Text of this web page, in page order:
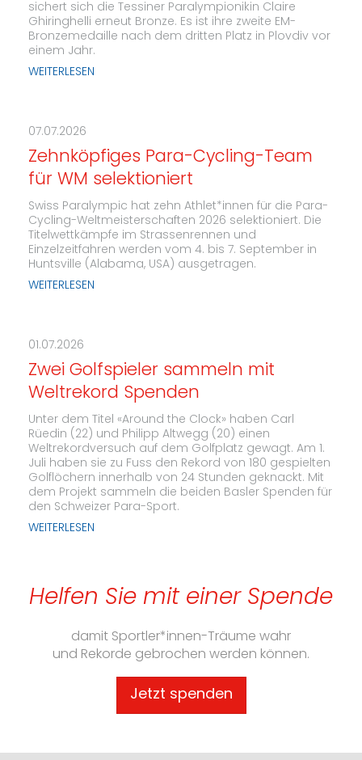
sichert sich die Tessiner Paralympionikin Claire
Ghiringhelli erneut Bronze. Es ist ihre zweite EM-
Bronzemedaille nach dem dritten Platz in Plovdiv vor
einem Jahr.
WEITERLESEN
07.07.2026
Zehnköpfiges Para-Cycling-Team
für WM selektioniert
Swiss Paralympic hat zehn Athlet*innen für die Para-
Cycling-Weltmeisterschaften 2026 selektioniert. Die
Titelwettkämpfe im Strassenrennen und
Einzelzeitfahren werden vom 4. bis 7. September in
Huntsville (Alabama, USA) ausgetragen.
WEITERLESEN
01.07.2026
Zwei Golfspieler sammeln mit
Weltrekord Spenden
Unter dem Titel «Around the Clock» haben Carl
Rüedin (22) und Philipp Altwegg (20) einen
Weltrekordversuch auf dem Golfplatz gewagt. Am 1.
Juli haben sie zu Fuss den Rekord von 180 gespielten
Golflöchern innerhalb von 24 Stunden geknackt. Mit
dem Projekt sammeln die beiden Basler Spenden für
den Schweizer Para-Sport.
WEITERLESEN
Helfen Sie mit einer Spende
damit Sportler*innen-Träume wahr
und Rekorde gebrochen werden können.
Jetzt spenden